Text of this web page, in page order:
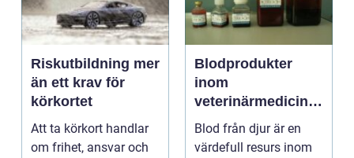
Riskutbildning mer
än ett krav för
körkortet
Att ta körkort handlar
om frihet, ansvar och
Blodprodukter
inom
veterinärmedicin
funktion, kvalitet
och användning
Blod från djur är en
värdefull resurs inom